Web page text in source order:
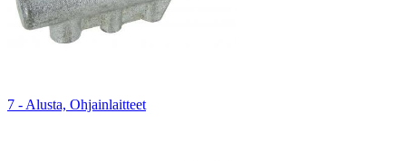
7 - Alusta, Ohjainlaitteet